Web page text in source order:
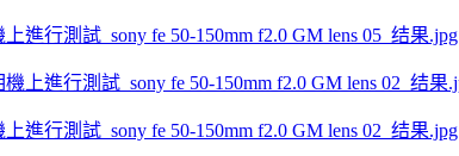
進行測試_sony fe 50-150mm f2.0 GM lens 05_结果.jpg
進行測試_sony fe 50-150mm f2.0 GM lens 02_结果.jpg